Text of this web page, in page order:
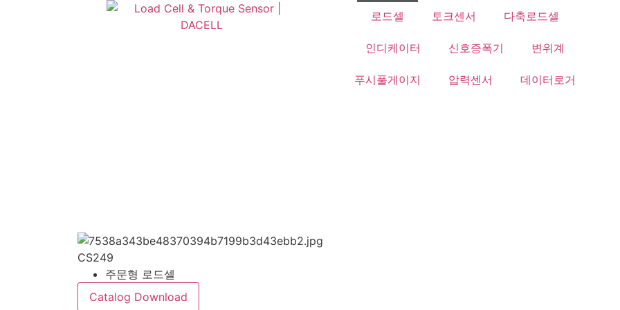
로드셀 토크센서 다축로드셀
인디케이터 신호증폭기 변위계
푸시풀게이지 압력센서 데이터로거
CS249
주문형 로드셀
Catalog Download